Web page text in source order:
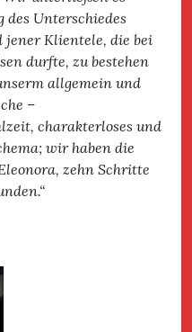
Unterschiedes
jener Klientele, die bei
durfte, zu bestehen
allgemein und
–
charakterloses und
wir haben die
zehn Schritte